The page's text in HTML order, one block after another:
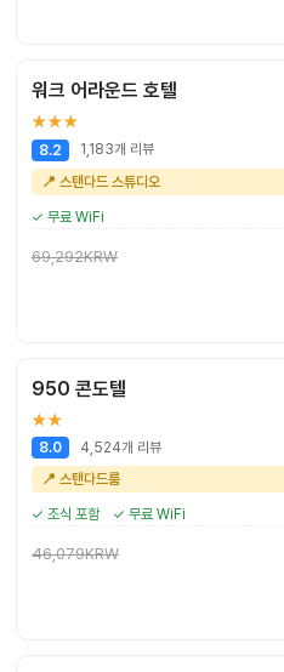
워크 어라운드 호텔
★★★
8.2
1,183개 리뷰
📍 스탠다드 스튜디오
✓ 무료 WiFi
69,292KRW
950 콘도텔
★★
8.0
4,524개 리뷰
📍 스탠다드룸
✓ 조식 포함 ✓ 무료 WiFi
46,079KRW